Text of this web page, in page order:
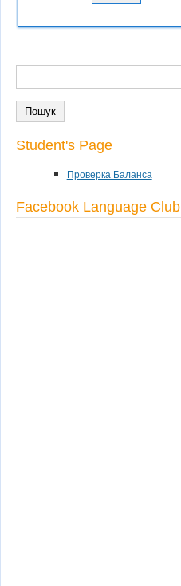
Student's Page
Проверка Баланса
Facebook Language Club